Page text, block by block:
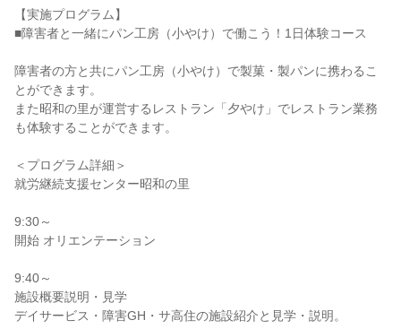
【実施プログラム】
■障害者と一緒にパン工房（小やけ）で働こう！1日体験コース
障害者の方と共にパン工房（小やけ）で製菓・製パンに携わるこ
とができます。
また昭和の里が運営するレストラン「夕やけ」でレストラン業務
も体験することができます。
＜プログラム詳細＞
就労継続支援センター昭和の里
9:30～
開始 オリエンテーション
9:40～
施設概要説明・見学
デイサービス・障害GH・サ高住の施設紹介と見学・説明。